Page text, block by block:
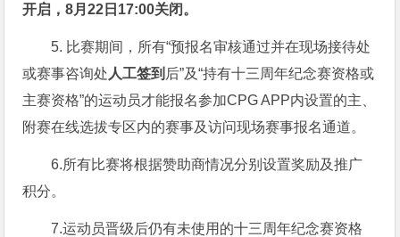
开启，8月22日17:00关闭。
5. 比赛期间，所有“预报名审核通过并在现场接待处
或赛事咨询处 人工签到 后”及“持有十三周年纪念赛资格或
主赛资格”的运动员才能报名参加CPG APP内设置的主、
附赛在线选拔专区内的赛事及访问现场赛事报名通道。
6.所有比赛将根据赞助商情况分别设置奖励及推广
积分。
7.运动员晋级后仍有未使用的十三周年纪念赛资格